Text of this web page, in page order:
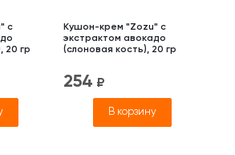
с
20 гр
Кушон-крем "Zozu" с
экстрактом авокадо
(слоновая кость), 20 гр
254 ₽
В корзину